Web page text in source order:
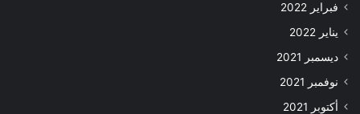
فبراير 2022
يناير 2022
ديسمبر 2021
نوفمبر 2021
أكتوبر 2021